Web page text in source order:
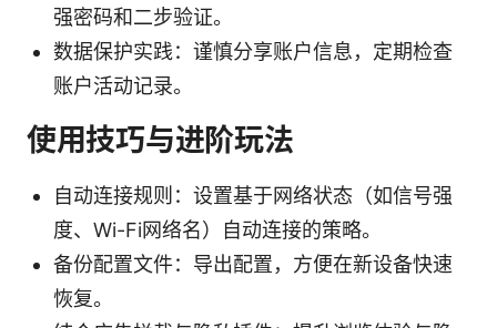
强密码和二步验证。
数据保护实践：谨慎分享账户信息，定期检查
账户活动记录。
使用技巧与进阶玩法
自动连接规则：设置基于网络状态（如信号强
度、Wi-Fi网络名）自动连接的策略。
备份配置文件：导出配置，方便在新设备快速
恢复。